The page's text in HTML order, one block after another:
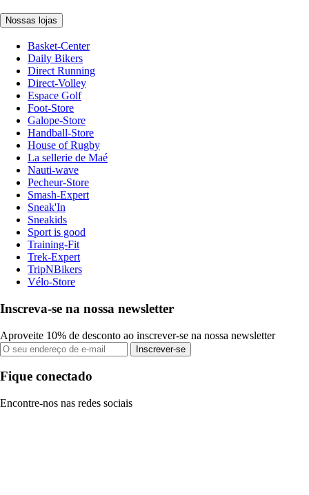
Nossas lojas
Basket-Center
Daily Bikers
Direct Running
Direct-Volley
Espace Golf
Foot-Store
Galope-Store
Handball-Store
House of Rugby
La sellerie de Maé
Nauti-wave
Pecheur-Store
Smash-Expert
Sneak'In
Sneakids
Sport is good
Training-Fit
Trek-Expert
TripNBikers
Vélo-Store
Inscreva-se na nossa newsletter
Aproveite 10% de desconto ao inscrever-se na nossa newsletter
Inscrever-se
Fique conectado
Encontre-nos nas redes sociais